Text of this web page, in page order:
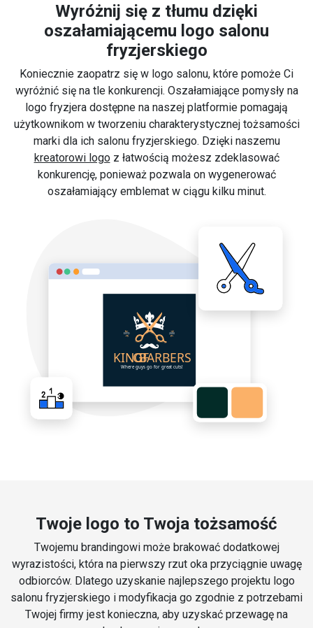
Wyróżnij się z tłumu dzięki
oszałamiającemu logo salonu
fryzjerskiego
Koniecznie zaopatrz się w logo salonu, które pomoże Ci
wyróżnić się na tle konkurencji. Oszałamiające pomysły na
logo fryzjera dostępne na naszej platformie pomagają
użytkownikom w tworzeniu charakterystycznej tożsamości
marki dla ich salonu fryzjerskiego. Dzięki naszemu
kreatorowi logoz łatwością możesz zdeklasować
konkurencję, ponieważ pozwala on wygenerować
oszałamiający emblemat w ciągu kilku minut.
Twoje logo to Twoja tożsamość
Twojemu brandingowi może brakować dodatkowej
wyrazistości, która na pierwszy rzut oka przyciągnie uwagę
odbiorców. Dlatego uzyskanie najlepszego projektu logo
salonu fryzjerskiego i modyfikacja go zgodnie z potrzebami
Twojej firmy jest konieczna, aby uzyskać przewagę na